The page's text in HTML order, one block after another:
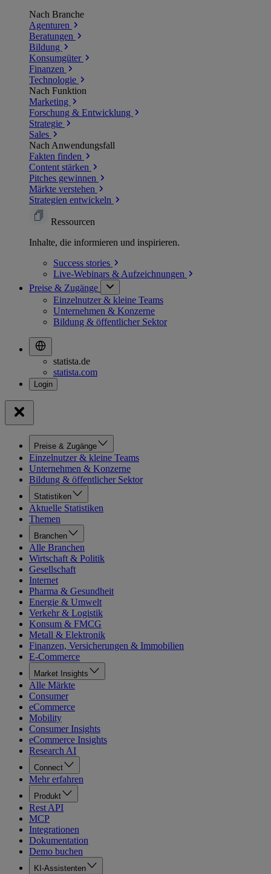
Nach Branche
Agenturen
Beratungen
Bildung
Konsumgüter
Finanzen
Technologie
Nach Funktion
Marketing
Forschung & Entwicklung
Strategie
Sales
Nach Anwendungsfall
Fakten finden
Content stärken
Pitches gewinnen
Märkte verstehen
Strategien entwickeln
Ressourcen
Inhalte, die informieren und inspirieren.
Success stories
Live-Webinars & Aufzeichnungen
Preise & Zugänge
Einzelnutzer & kleine Teams
Unternehmen & Konzerne
Bildung & öffentlicher Sektor
statista.de
statista.com
Preise & Zugänge
Einzelnutzer & kleine Teams
Unternehmen & Konzerne
Bildung & öffentlicher Sektor
Statistiken
Aktuelle Statistiken
Themen
Branchen
Alle Branchen
Wirtschaft & Politik
Gesellschaft
Internet
Pharma & Gesundheit
Energie & Umwelt
Verkehr & Logistik
Konsum & FMCG
Metall & Elektronik
Finanzen, Versicherungen & Immobilien
E-Commerce
Market Insights
Alle Märkte
Consumer
eCommerce
Mobility
Consumer Insights
eCommerce Insights
Research AI
Connect
Mehr erfahren
Produkt
Rest API
MCP
Integrationen
Dokumentation
Demo buchen
KI-Assistenten